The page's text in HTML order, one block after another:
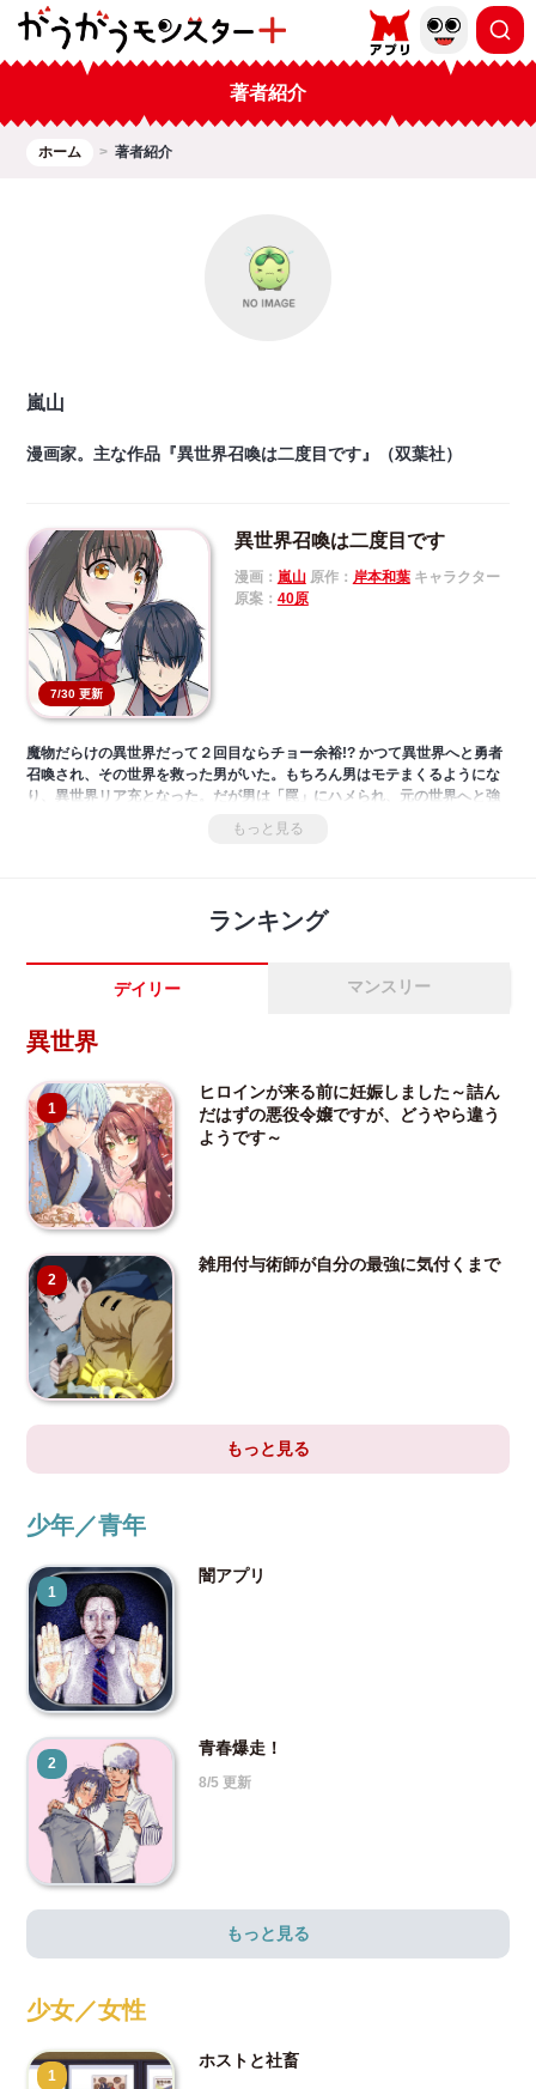
著者紹介
ホーム 著者紹介
嵐山
漫画家。主な作品『異世界召喚は二度目です』（双葉社）
7/30 更新
異世界召喚は二度目です
漫画： 嵐山原作： 岸本和葉キャラクター
原案： 40原
魔物だらけの異世界だって２回目ならチョー余裕!? かつて異世界へと勇者
召喚され、その世界を救った男がいた。もちろん男はモテまくるようにな
り、異世界リア充となった。だが男は「罠」にハメられ、元の世界へと強
制送還。おまけに赤ん坊からやり直すことに――。
もっと見る
ランキング
デイリー マンスリー
異世界
1
ヒロインが来る前に妊娠しました～詰ん
だはずの悪役令嬢ですが、どうやら違う
ようです～
2
雑用付与術師が自分の最強に気付くまで
もっと見る
少年／青年
1
闇アプリ
2
青春爆走！
8/5 更新
もっと見る
少女／女性
1
ホストと社畜